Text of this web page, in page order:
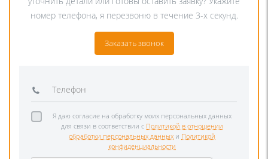
номер телефона, я перезвоню в течение 3-х секунд.
Заказать звонок
Я даю согласие на обработку моих персональных данных
для связи в соответствии с Политикой в отношении
обработки персональных данных и Политикой
конфиденциальности